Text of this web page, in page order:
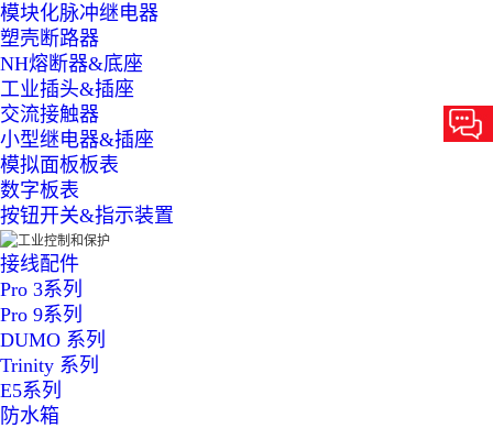
模块化脉冲继电器
塑壳断路器
NH熔断器&底座
工业插头&插座
交流接触器
小型继电器&插座
模拟面板板表
数字板表
按钮开关&指示装置
接线配件
Pro 3系列
Pro 9系列
DUMO 系列
Trinity 系列
E5系列
防水箱